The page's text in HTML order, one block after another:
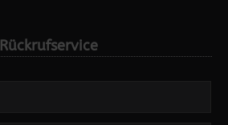
Rückrufservice